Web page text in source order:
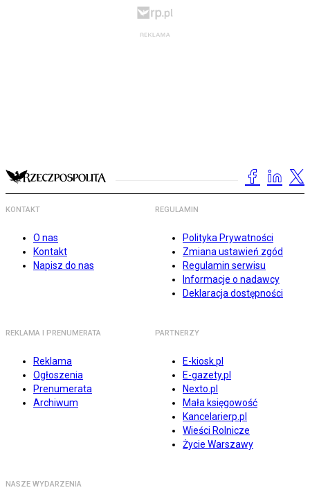
KONTAKT
O nas
Kontakt
Napisz do nas
REGULAMIN
Polityka Prywatności
Zmiana ustawień zgód
Regulamin serwisu
Informacje o nadawcy
Deklaracja dostępności
REKLAMA I PRENUMERATA
Reklama
Ogłoszenia
Prenumerata
Archiwum
PARTNERZY
E-kiosk.pl
E-gazety.pl
Nexto.pl
Mała księgowość
Kancelarierp.pl
Wieści Rolnicze
Życie Warszawy
NASZE WYDARZENIA